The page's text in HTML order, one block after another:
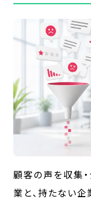
顧客の声を収集
業と、持たない